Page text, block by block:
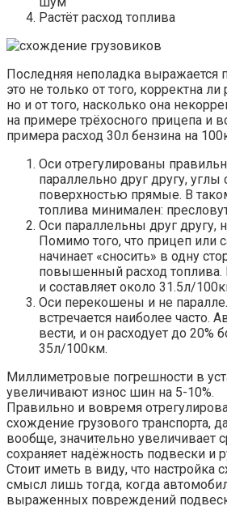
Растёт расход топлива
Последняя неполадка выражается
это не только от того, корректна
но и от того, насколько она
на примере трёхосного прицепа и
примера расход 30л бензина на
Оси отрегулированы
параллельно друг другу, углы
поверхностью прямые. В
топлива минимален:
Оси параллельны друг другу,
Помимо того, что прицеп или
начинает «сносить» в одну
повышенный расход топлива.
и составляет около 31.5л/
Оси перекошены и не
встречается наиболее часто.
вести, и он расходует до 20%
35л/100км.
Миллиметровые погрешности в
увеличивают износ шин на 5-10%.
Правильно и вовремя
схождение грузового транспорта,
вообще, значительно увеличивает
сохраняет надёжность подвески и
Стоит иметь в виду, что настройка
смысл лишь тогда, когда
выраженных повреждений